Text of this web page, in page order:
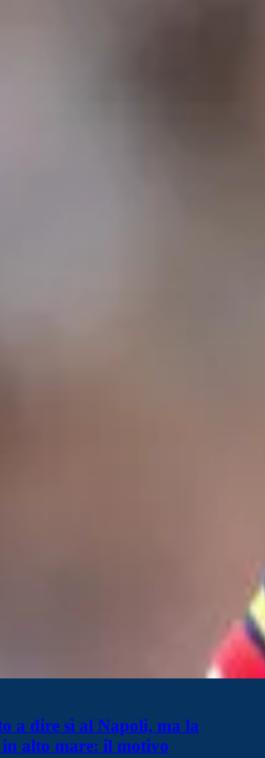
a dire sì al Napoli, ma la
in alto mare: il motivo